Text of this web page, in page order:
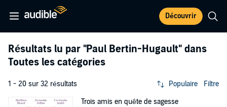
Découvrir
Résultats lu par "Paul Bertin-Hugault" dans
Toutes les catégories
1 - 20 sur 32 résultats Populaire Filtre
Trois amis en quête de sagesse